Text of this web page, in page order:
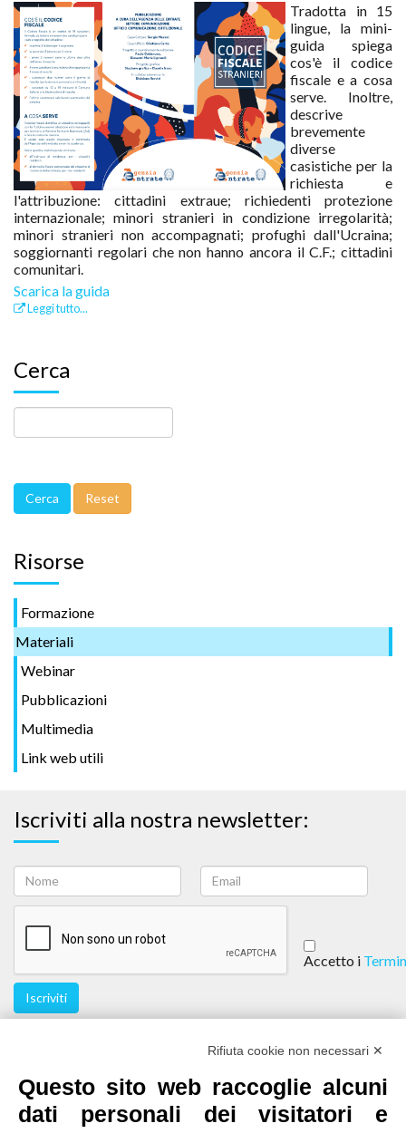
Tradotta in 15
lingue, la mini-
guida spiega
cos'è il codice
fiscale e a cosa
serve. Inoltre,
descrive
brevemente
diverse
casistiche per la
richiesta e
l'attribuzione: cittadini extraue; richiedenti protezione
internazionale; minori stranieri in condizione irregolarità;
minori stranieri non accompagnati; profughi dall'Ucraina;
soggiornanti regolari che non hanno ancora il C.F.; cittadini
comunitari.
Scarica la guida
Leggi tutto...
Cerca
Risorse
Formazione
Materiali
Webinar
Pubblicazioni
Multimedia
Link web utili
Iscriviti alla nostra newsletter:
Accetto i
Iscriviti
Rifiuta cookie non necessari ✕
Questo sito web raccoglie alcuni
dati personali dei visitatori e